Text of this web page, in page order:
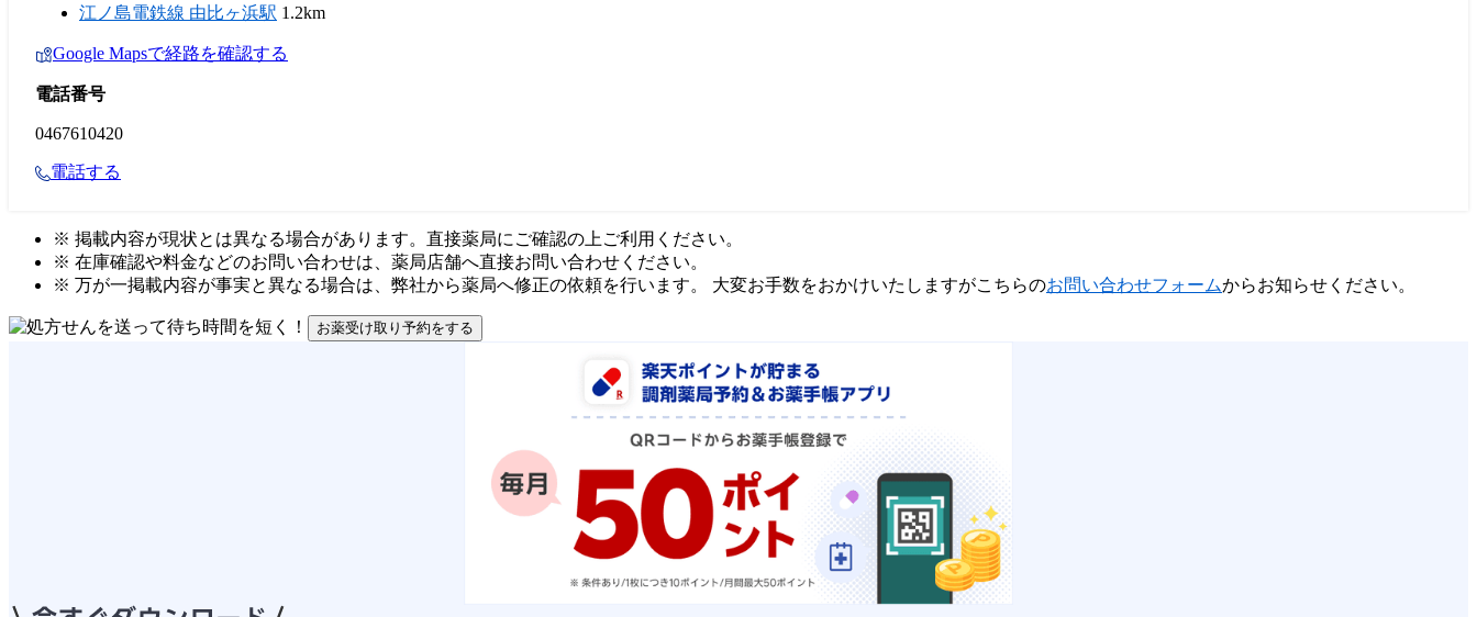
江ノ島電鉄線 由比ヶ浜駅 1.2km
Google Mapsで経路を確認する
電話番号
0467610420
電話する
※ 掲載内容が現状とは異なる場合があります。直接薬局にご確認の上ご利用ください。
※ 在庫確認や料金などのお問い合わせは、薬局店舗へ直接お問い合わせください。
※ 万が一掲載内容が事実と異なる場合は、弊社から薬局へ修正の依頼を行います。 大変お手数をおかけいたしますがこちらのお問い合わせフォームからお知らせください。
お薬受け取り予約をする